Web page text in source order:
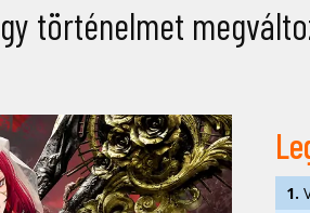
történelmet
1.